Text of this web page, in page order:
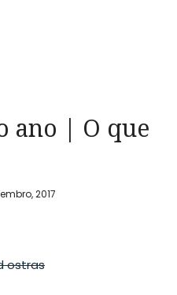
ano | O que
2017